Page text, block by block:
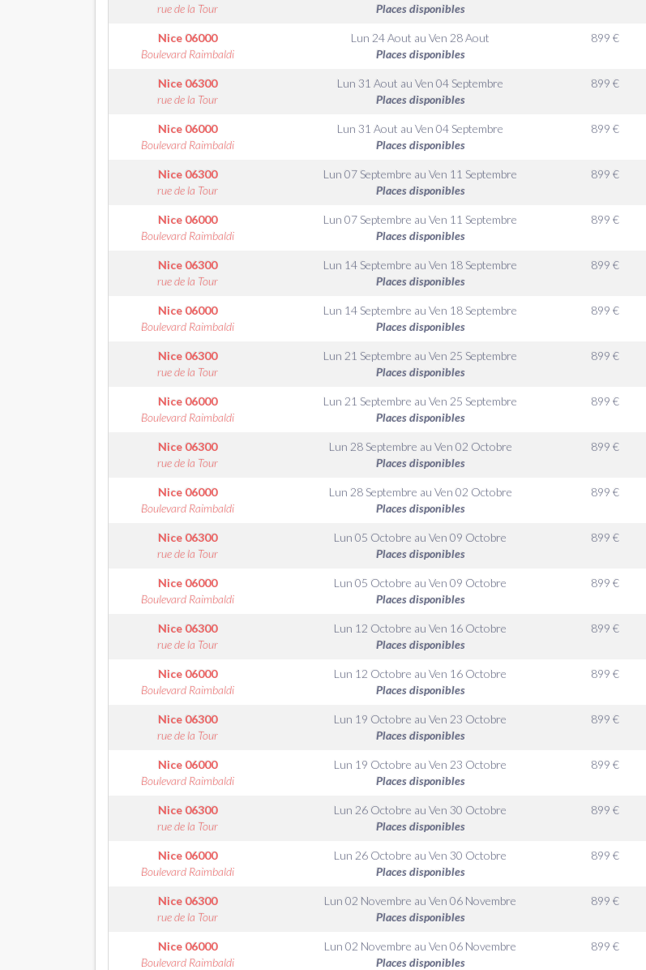
rue de la Tour
Places disponibles
Nice 06000
Boulevard Raimbaldi
Lun 24 Aout auVen 28 Aout
Places disponibles
899 €
Nice 06300
rue de la Tour
Lun 31 Aout auVen 04 Septembre
Places disponibles
899 €
Nice 06000
Boulevard Raimbaldi
Lun 31 Aout auVen 04 Septembre
Places disponibles
899 €
Nice 06300
rue de la Tour
Lun 07 Septembre auVen 11 Septembre
Places disponibles
899 €
Nice 06000
Boulevard Raimbaldi
Lun 07 Septembre auVen 11 Septembre
Places disponibles
899 €
Nice 06300
rue de la Tour
Lun 14 Septembre auVen 18 Septembre
Places disponibles
899 €
Nice 06000
Boulevard Raimbaldi
Lun 14 Septembre auVen 18 Septembre
Places disponibles
899 €
Nice 06300
rue de la Tour
Lun 21 Septembre auVen 25 Septembre
Places disponibles
899 €
Nice 06000
Boulevard Raimbaldi
Lun 21 Septembre auVen 25 Septembre
Places disponibles
899 €
Nice 06300
rue de la Tour
Lun 28 Septembre au Ven 02 Octobre
Places disponibles
899 €
Nice 06000
Boulevard Raimbaldi
Lun 28 Septembre au Ven 02 Octobre
Places disponibles
899 €
Nice 06300
rue de la Tour
Lun 05 Octobre auVen 09 Octobre
Places disponibles
899 €
Nice 06000
Boulevard Raimbaldi
Lun 05 Octobre auVen 09 Octobre
Places disponibles
899 €
Nice 06300
rue de la Tour
Lun 12 Octobre auVen 16 Octobre
Places disponibles
899 €
Nice 06000
Boulevard Raimbaldi
Lun 12 Octobre auVen 16 Octobre
Places disponibles
899 €
Nice 06300
rue de la Tour
Lun 19 Octobre auVen 23 Octobre
Places disponibles
899 €
Nice 06000
Boulevard Raimbaldi
Lun 19 Octobre auVen 23 Octobre
Places disponibles
899 €
Nice 06300
rue de la Tour
Lun 26 Octobre auVen 30 Octobre
Places disponibles
899 €
Nice 06000
Boulevard Raimbaldi
Lun 26 Octobre auVen 30 Octobre
Places disponibles
899 €
Nice 06300
rue de la Tour
Lun 02 Novembre auVen 06 Novembre
Places disponibles
899 €
Nice 06000
Boulevard Raimbaldi
Lun 02 Novembre auVen 06 Novembre
Places disponibles
899 €